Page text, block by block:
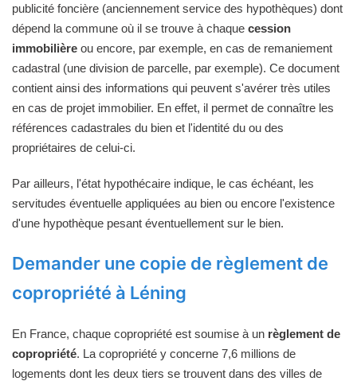
publicité foncière (anciennement service des hypothèques) dont
dépend la commune où il se trouve à chaque cession
immobilière ou encore, par exemple, en cas de remaniement
cadastral (une division de parcelle, par exemple). Ce document
contient ainsi des informations qui peuvent s'avérer très utiles
en cas de projet immobilier. En effet, il permet de connaître les
références cadastrales du bien et l'identité du ou des
propriétaires de celui-ci.
Par ailleurs, l'état hypothécaire indique, le cas échéant, les
servitudes éventuelle appliquées au bien ou encore l'existence
d'une hypothèque pesant éventuellement sur le bien.
Demander une copie de règlement de
copropriété à Léning
En France, chaque copropriété est soumise à un règlement de
copropriété. La copropriété y concerne 7,6 millions de
logements dont les deux tiers se trouvent dans des villes de